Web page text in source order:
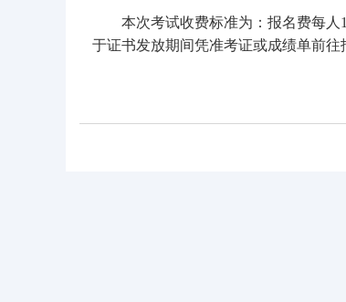
本次考试收费标准为：报名费每人
于证书发放期间凭准考证或成绩单前往